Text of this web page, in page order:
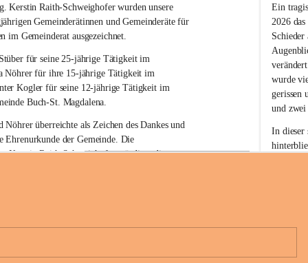
Kerstin Raith-Schweighofer wurden unsere
Gemeinderätinnen und Gemeinderäte für
im Gemeinderat ausgezeichnet.
für seine 25-jährige Tätigkeit im
Nöhrer für ihre 15-jährige Tätigkeit im
Kogler für seine 12-jährige Tätigkeit im
Buch-St. Magdalena.
Nöhrer überreichte als Zeichen des Dankes und
Ehrenurkunde der Gemeinde. Die
Kerstin Raith-Schweighofer würdigte die
+6
-
S
t
.
M
a
g
d
a
e
n
a
Ein
2026
wurde
gerissen
und
In dieser